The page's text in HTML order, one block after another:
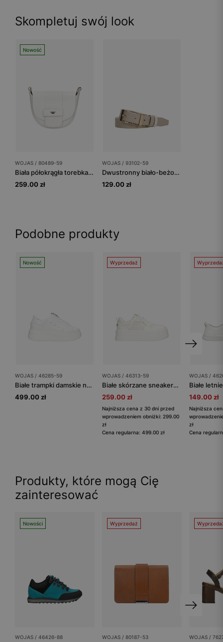
Skompletuj swój look
Nowość
WOJAS / 80489-59
Biała półokrągła torebka damska ze skóry
259.00 zł
WOJAS / 93102-59
Dwustronny biało-beżowy pasek damski skórzany
129.00 zł
Podobne produkty
Nowość
WOJAS / 46285-59
Białe trampki damskie na platformie
499.00 zł
Wyprzedaż
WOJAS / 46313-59
Białe skórzane sneakersy na wysokiej platformie
259.00 zł
Najniższa cena z 30 dni przed
wprowadzeniem obniżki: 299.00
zł
Cena regularna: 499.00 zł
WOJAS /
149.00 zł
Najniższa
zł
Cena
Produkty, które mogą Cię
zainteresować
Nowości
WOJAS / 46426-88
Wyprzedaż
WOJAS / 80187-53 WOJAS /